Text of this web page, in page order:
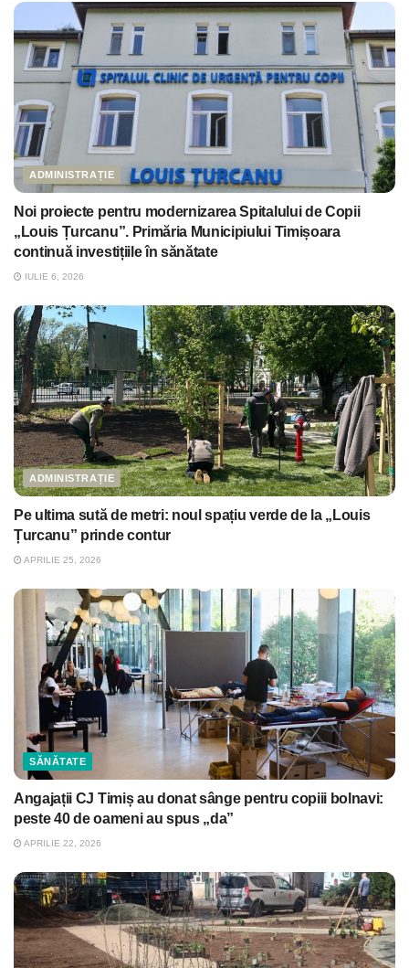
ADMINISTRAȚIE
Noi proiecte pentru modernizarea Spitalului de Copii
„Louis Țurcanu”. Primăria Municipiului Timișoara
continuă investițiile în sănătate
IULIE 6, 2026
ADMINISTRAȚIE
Pe ultima sută de metri: noul spațiu verde de la „Louis
Țurcanu” prinde contur
APRILIE 25, 2026
SĂNĂTATE
Angajații CJ Timiș au donat sânge pentru copiii bolnavi:
peste 40 de oameni au spus „da”
APRILIE 22, 2026